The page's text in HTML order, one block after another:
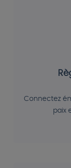
Connectez
paix